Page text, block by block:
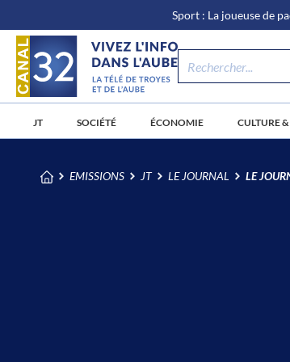
au
contenu
Sport : La joueuse de
JT SOCIÉTÉ ÉCONOMIE CULTURE
EMISSIONS JT LE JOURNAL LE